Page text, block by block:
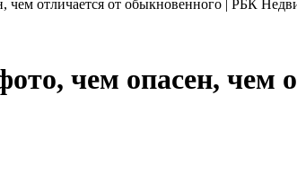
чем отличается от обыкновенного | РБК
чем опасен, чем